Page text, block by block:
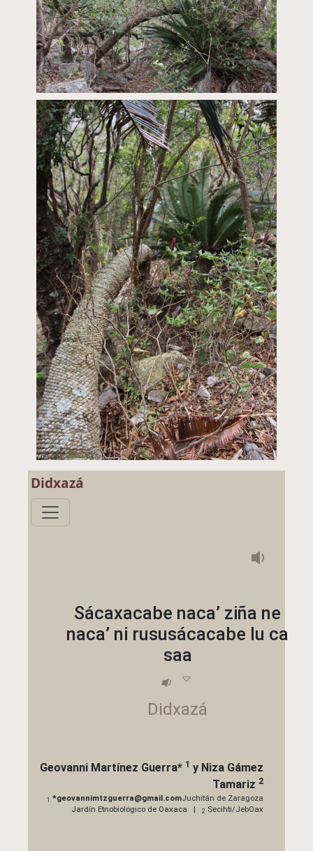
Didxazá
Sácaxacabe naca’ ziña ne
naca’ ni rususácacabe lu ca
saa
Didxazá
Geovanni Martínez Guerra* 1 y Niza Gámez
Tamariz 2
1 *geovannimtzguerra@gmail.comJuchitán de Zaragoza
Jardín Etnobiológico de Oaxaca |
2 Secihti/JebOax